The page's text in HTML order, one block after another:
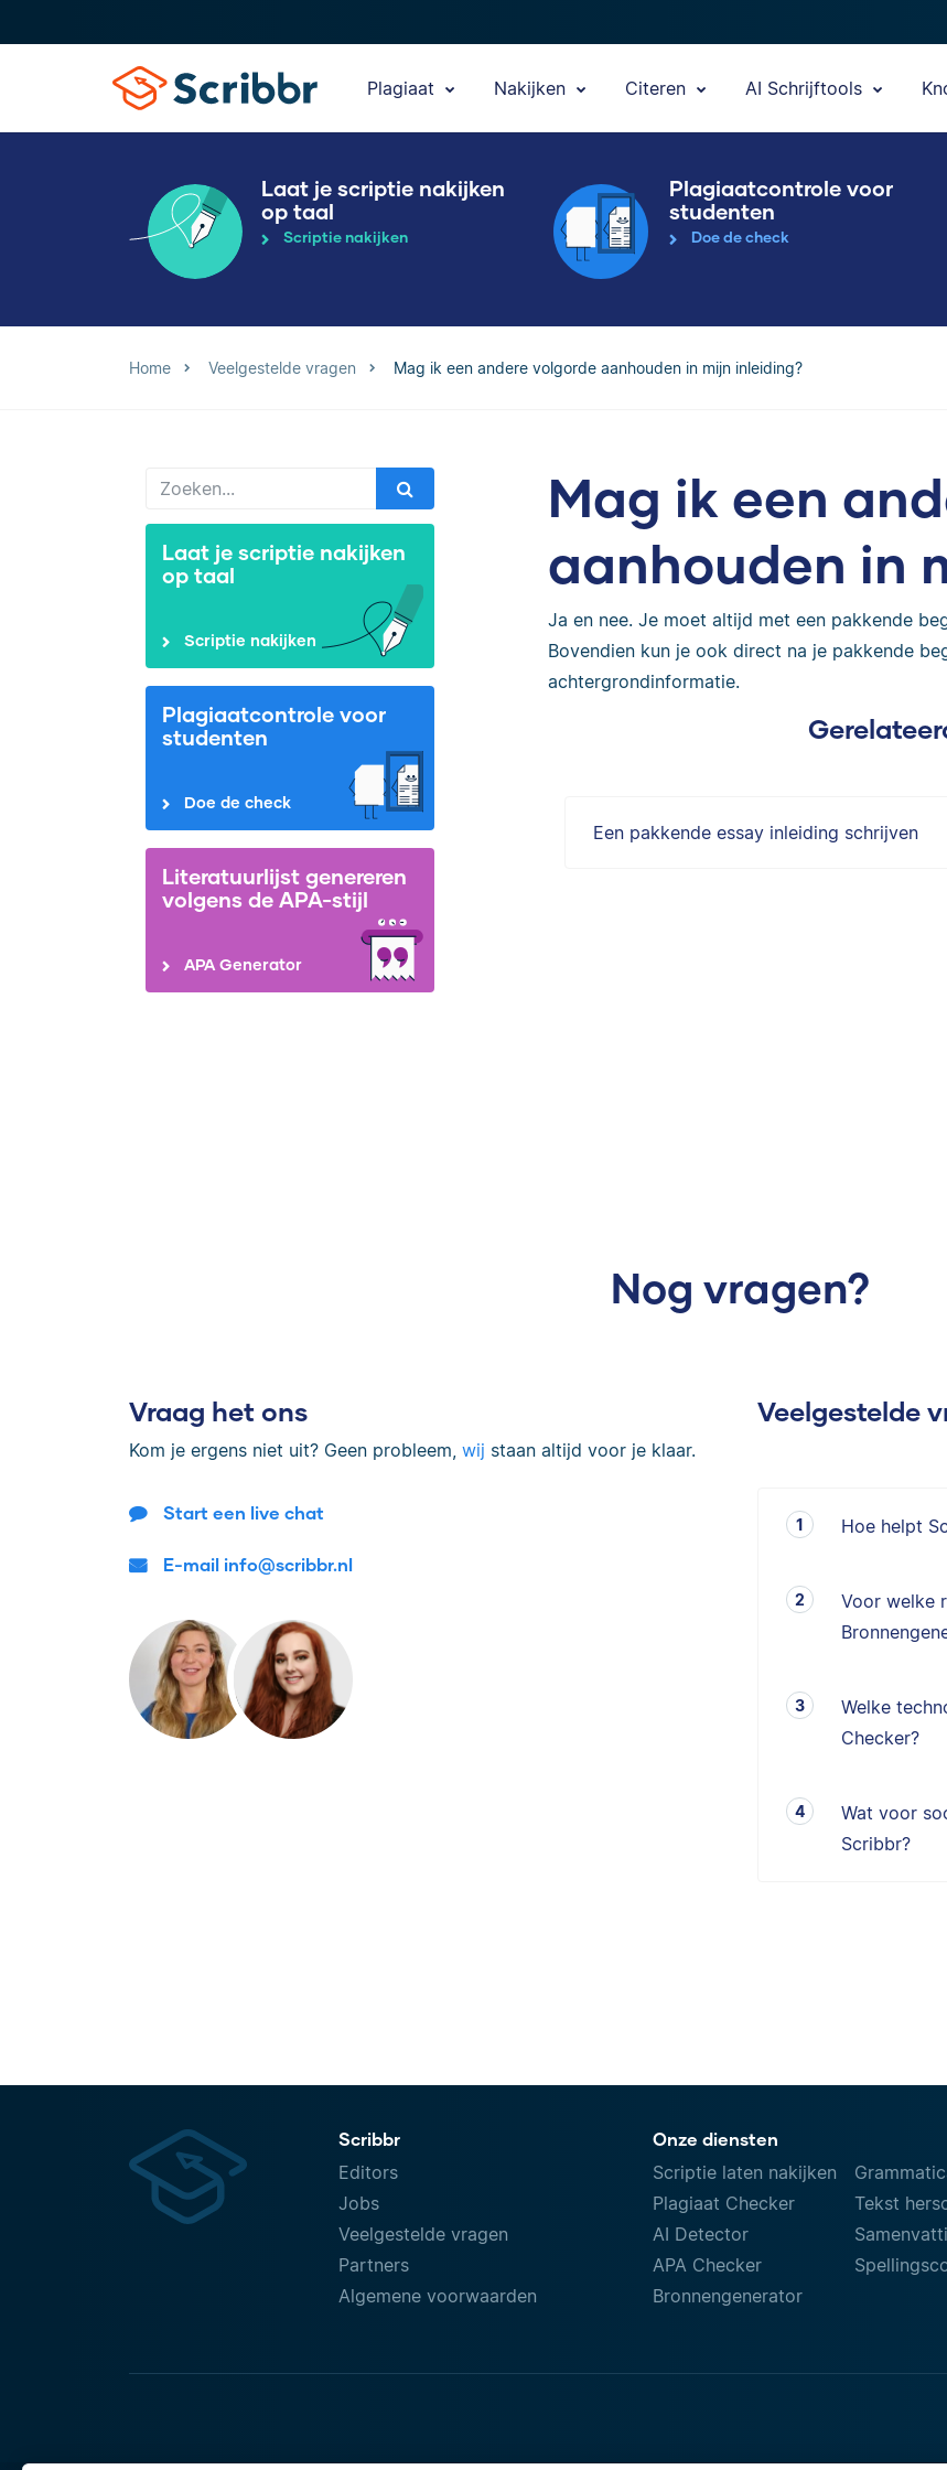
Plagiaat Nakijken Citeren AI Schrijftools
Laat je scriptie nakijken
op taal
Scriptie nakijken
Plagiaatcontrole voor
studenten
Doe de check
Home Veelgestelde vragen Mag ik een andere volgorde aanhouden in mijn inleiding?
Laat je scriptie nakijken
op taal
Scriptie nakijken
Plagiaatcontrole voor
studenten
Doe de check
Literatuurlijst genereren
volgens de APA-stijl
APA Generator
Mag ik een
aanhouden in
Ja en nee. Je moet altijd met een pakkende
Bovendien kun je ook direct na je pakkende
achtergrondinformatie.
Een pakkende essay inleiding schrijven
Nog vragen?
Vraag het ons
Kom je ergens niet uit? Geen probleem, wij staan altijd voor je klaar.
Start een live chat
E-mail info@scribbr.nl
Veelgestelde
Hoe helpt
Voor welke
Welke
Checker?
Wat voor
Scribbr?
Scribbr
Editors
Jobs
Veelgestelde vragen
Partners
Algemene voorwaarden
Onze diensten
Scriptie laten nakijken
Plagiaat Checker
AI Detector
APA Checker
Bronnengenerator
Tekst